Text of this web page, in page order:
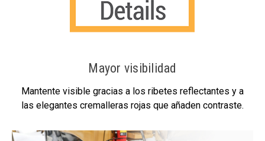
Mayor visibilidad
Mantente visible gracias a los ribetes reflectantes y a
las elegantes cremalleras rojas que añaden contraste.